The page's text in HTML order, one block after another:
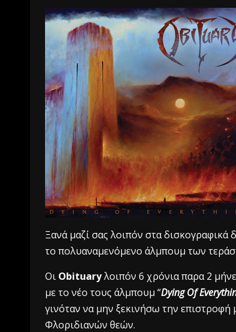
Ξανά μαζί σας λοιπόν στα
το πολυαναμενόμενο άλμπουμ των
Oι Obituaryλοιπόν 6 χρόνια παρα 2
με το νέο τους άλμπουμ “Dying Of
γινόταν να μην ξεκινήσω την
Φλοριδιανών θεών.